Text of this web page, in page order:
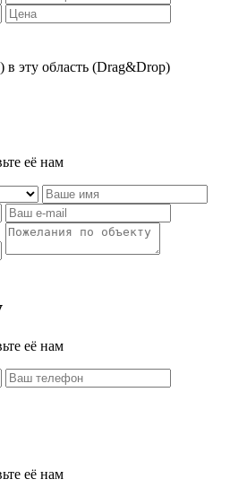
эту область (Drag&Drop)
её нам
её нам
её нам